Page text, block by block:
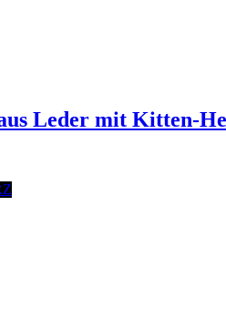
Leder mit Kitten-